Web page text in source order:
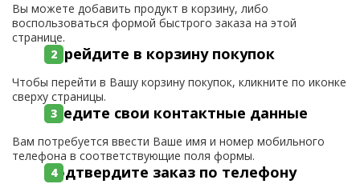
Вы можете добавить продукт в корзину, либо
воспользоваться формой быстрого заказа на этой
странице.
Перейдите в корзину покупок
Чтобы перейти в Вашу корзину покупок, кликните по иконке
сверху страницы.
Введите свои контактные данные
Вам потребуется ввести Ваше имя и номер мобильного
телефона в соответствующие поля формы.
Подтвердите заказ по телефону